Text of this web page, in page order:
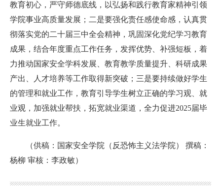
教育初心，严守师德底线，以弘扬和践行教育家精神引领
学院事业高质量发展；二是要强化责任感使命感，认真贯
彻落实党的二十届三中全会精神，巩固深化党纪学习教育
成果，结合年度重点工作任务，发挥优势、补强短板，着
力推动国家安全学科发展、教育教学质量提升、科研成果
产出、人才培养等工作取得新突破；三是要持续做好学生
的管理和就业工作，教育引导学生树立正确的学习观、就
业观，加强就业帮扶，拓宽就业渠道，全力促进2025届毕
业生就业工作。
（供稿：国家安全学院（反恐怖主义法学院） 撰稿：
杨柳 审核：李政敏）